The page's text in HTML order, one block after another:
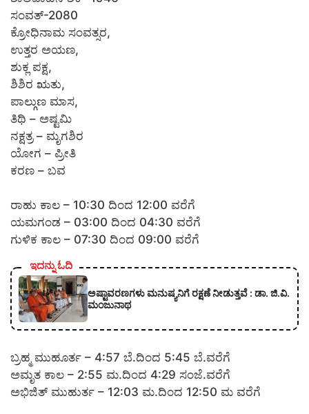
ಸಂವತ್-2080
ಕ್ರೋಧಿನಾಮ ಸಂವತ್ಸರ,
ಉತ್ತರ ಅಯಣ,
ಶುಕ್ಲ ಪಕ್ಷ,
ಶಿಶಿರ ಋತು,
ಪಾಲ್ಗುಣ ಮಾಸ,
ತಿಥಿ – ಅಷ್ಟಮಿ
ನಕ್ಷತ್ರ – ಮೃಗಶಿರ
ಯೋಗ – ಪ್ರೀತಿ
ಕರಣ – ಬವ
ರಾಹು ಕಾಲ – 10:30 ದಿಂದ 12:00 ವರೆಗೆ
ಯಮಗಂಡ – 03:00 ದಿಂದ 04:30 ವರೆಗೆ
ಗುಳಿಕ ಕಾಲ – 07:30 ದಿಂದ 09:00 ವರೆಗೆ
ಇದನ್ನು ಓದಿ
ಅಷ್ಟಾವರಣಗಳು ಮನುಷ್ಯನಿಗೆ ರಕ್ಷಣೆ ನೀಡುತ್ತವೆ : ಡಾ. ಜಿ.ವಿ.
ಮಂಜುನಾಥ
ಬ್ರಹ್ಮ ಮುಹೂರ್ತ – 4:57 ಬೆ.ದಿಂದ 5:45 ಬೆ.ವರೆಗೆ
ಅಮೃತ ಕಾಲ – 2:55 ಮ.ದಿಂದ 4:29 ಸಂಜೆ.ವರೆಗೆ
ಅಭಿಜಿತ್ ಮುಹುರ್ತ – 12:03 ಮ.ದಿಂದ 12:50 ಮ ವರೆಗೆ